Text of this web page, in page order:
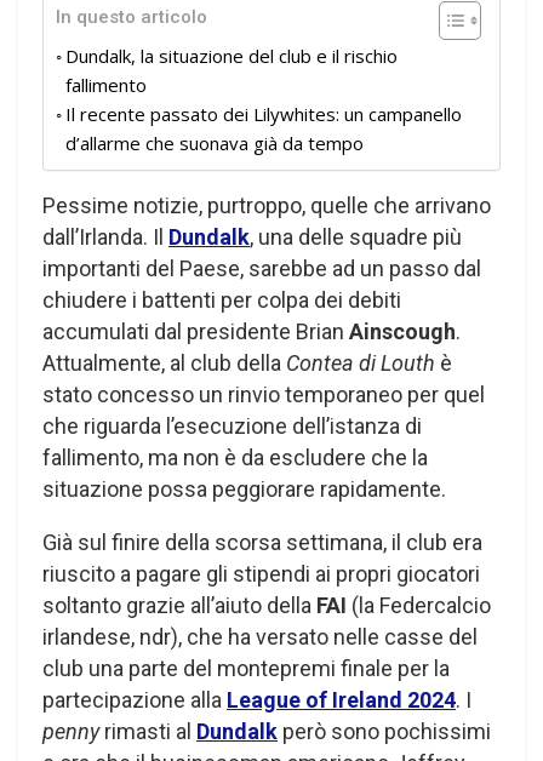
In questo articolo
Dundalk, la situazione del club e il rischio
fallimento
Il recente passato dei Lilywhites: un campanello
d’allarme che suonava già da tempo
Pessime notizie, purtroppo, quelle che arrivano
dall’Irlanda. Il Dundalk, una delle squadre più
importanti del Paese, sarebbe ad un passo dal
chiudere i battenti per colpa dei debiti
accumulati dal presidente Brian Ainscough.
Attualmente, al club della Contea di Louth è
stato concesso un rinvio temporaneo per quel
che riguarda l’esecuzione dell’istanza di
fallimento, ma non è da escludere che la
situazione possa peggiorare rapidamente.
Già sul finire della scorsa settimana, il club era
riuscito a pagare gli stipendi ai propri giocatori
soltanto grazie all’aiuto della FAI (la Federcalcio
irlandese, ndr), che ha versato nelle casse del
club una parte del montepremi finale per la
partecipazione alla League of Ireland 2024. I
pennyrimasti al Dundalk però sono pochissimi